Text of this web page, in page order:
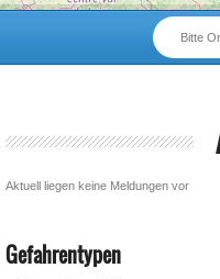
Bitte
Aktuell liegen keine Meldungen vor
Gefahrentypen